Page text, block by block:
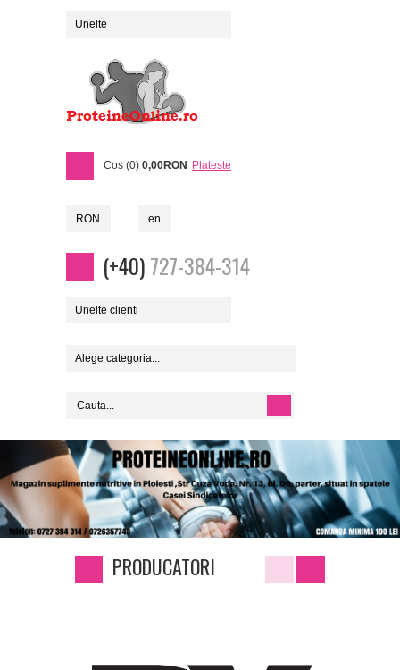
Unelte
Cos (0) 0,00RON Plateste
RON en
(+40)727-384-314
Unelte clienti
Alege categoria...
PRODUCATORI